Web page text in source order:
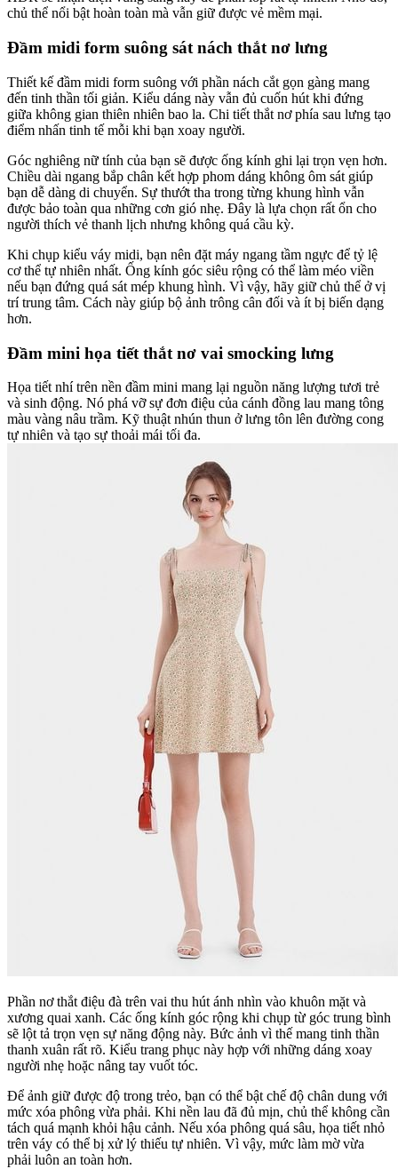
chủ thể nổi bật hoàn toàn mà vẫn giữ được vẻ mềm mại.
Đầm midi form suông sát nách thắt nơ lưng
Thiết kế đầm midi form suông với phần nách cắt gọn gàng mang
đến tinh thần tối giản. Kiểu dáng này vẫn đủ cuốn hút khi đứng
giữa không gian thiên nhiên bao la. Chi tiết thắt nơ phía sau lưng tạo
điểm nhấn tinh tế mỗi khi bạn xoay người.
Góc nghiêng nữ tính của bạn sẽ được ống kính ghi lại trọn vẹn hơn.
Chiều dài ngang bắp chân kết hợp phom dáng không ôm sát giúp
bạn dễ dàng di chuyển. Sự thướt tha trong từng khung hình vẫn
được bảo toàn qua những cơn gió nhẹ. Đây là lựa chọn rất ổn cho
người thích vẻ thanh lịch nhưng không quá cầu kỳ.
Khi chụp kiểu váy midi, bạn nên đặt máy ngang tầm ngực để tỷ lệ
cơ thể tự nhiên nhất. Ống kính góc siêu rộng có thể làm méo viền
nếu bạn đứng quá sát mép khung hình. Vì vậy, hãy giữ chủ thể ở vị
trí trung tâm. Cách này giúp bộ ảnh trông cân đối và ít bị biến dạng
hơn.
Đầm mini họa tiết thắt nơ vai smocking lưng
Họa tiết nhí trên nền đầm mini mang lại nguồn năng lượng tươi trẻ
và sinh động. Nó phá vỡ sự đơn điệu của cánh đồng lau mang tông
màu vàng nâu trầm. Kỹ thuật nhún thun ở lưng tôn lên đường cong
tự nhiên và tạo sự thoải mái tối đa.
Phần nơ thắt điệu đà trên vai thu hút ánh nhìn vào khuôn mặt và
xương quai xanh. Các ống kính góc rộng khi chụp từ góc trung bình
sẽ lột tả trọn vẹn sự năng động này. Bức ảnh vì thế mang tinh thần
thanh xuân rất rõ. Kiểu trang phục này hợp với những dáng xoay
người nhẹ hoặc nâng tay vuốt tóc.
Để ảnh giữ được độ trong trẻo, bạn có thể bật chế độ chân dung với
mức xóa phông vừa phải. Khi nền lau đã đủ mịn, chủ thể không cần
tách quá mạnh khỏi hậu cảnh. Nếu xóa phông quá sâu, họa tiết nhỏ
trên váy có thể bị xử lý thiếu tự nhiên. Vì vậy, mức làm mờ vừa
phải luôn an toàn hơn.